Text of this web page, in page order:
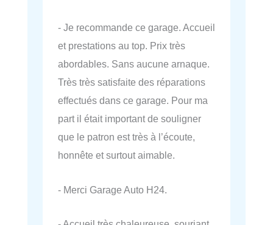
- Je recommande ce garage. Accueil
et prestations au top. Prix très
abordables. Sans aucune arnaque.
Très très satisfaite des réparations
effectués dans ce garage. Pour ma
part il était important de souligner
que le patron est très à l’écoute,
honnête et surtout aimable.
- Merci Garage Auto H24.